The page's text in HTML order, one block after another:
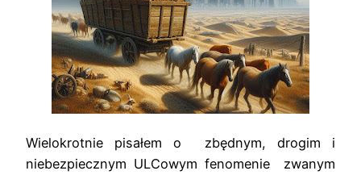
Wielokrotnie pisałem o zbędnym, drogim i
niebezpiecznym ULCowym fenomenie zwanym